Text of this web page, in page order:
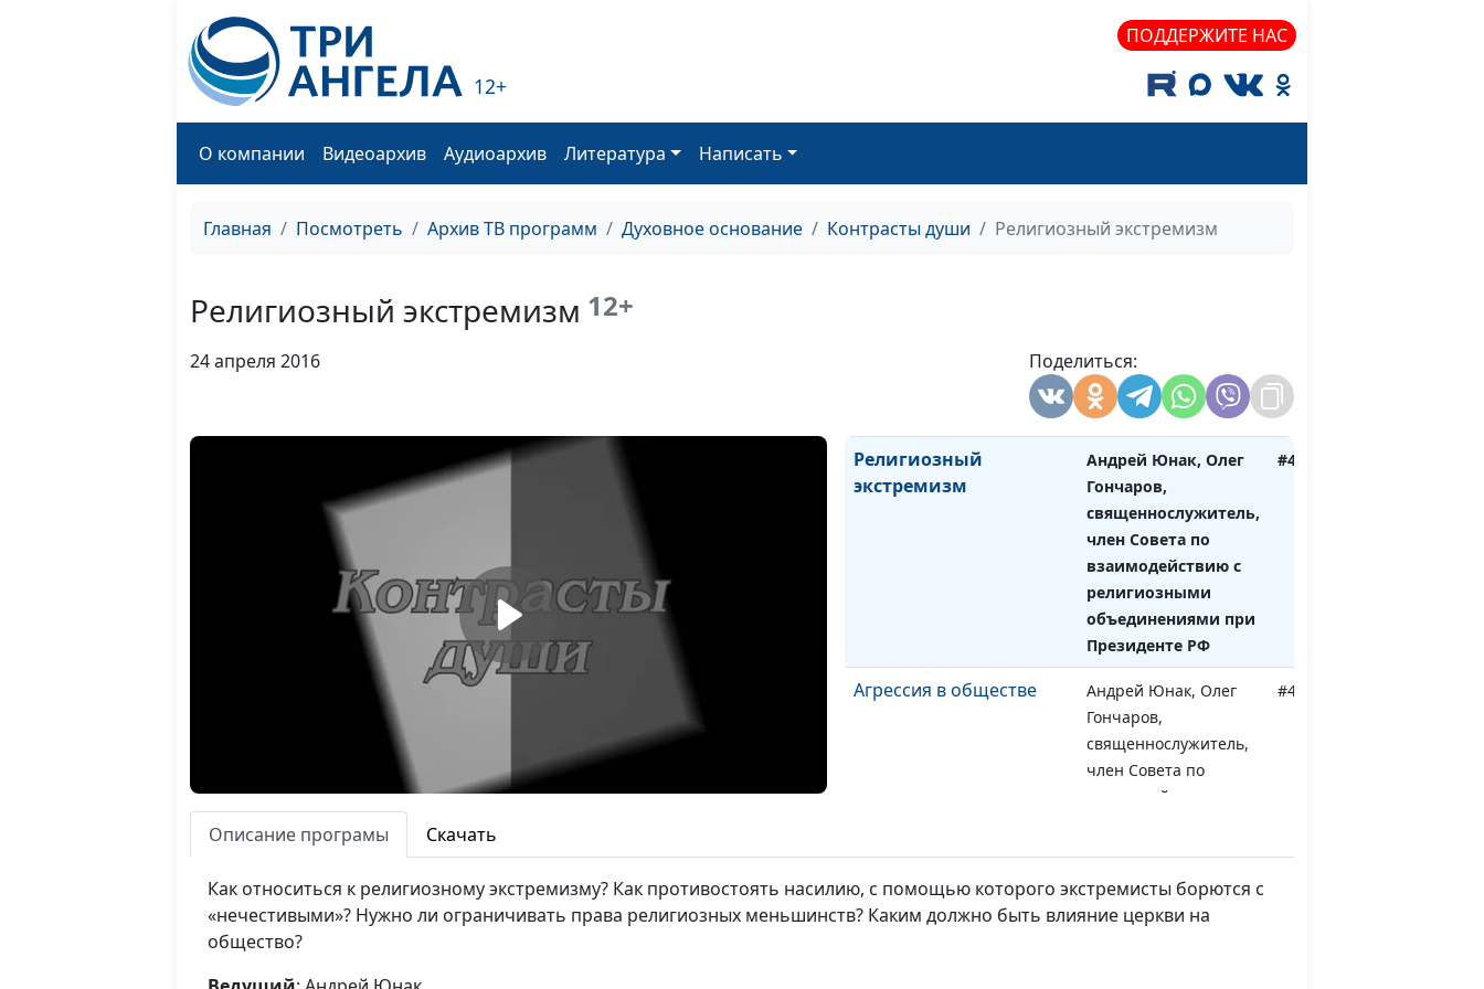
12+
ПОДДЕРЖИТЕ НАС
О компании Видеоархив Аудиоархив Литература Написать
Главная Посмотреть Архив ТВ программ Духовное основание Контрасты души Религиозный экстремизм
Религиозный экстремизм 12+
24 апреля 2016 Поделиться:
Гончаров,
священнослужитель,
член Совета по
взаимодействию с
Президенте РФ
Социальное служение
Андрей Юнак, Олег
религиозными
объединениями при
Президенте РФ
Религиозный
экстремизм
Андрей Юнак, Олег
Гончаров,
священнослужитель,
член Совета по
взаимодействию с
религиозными
объединениями при
Президенте РФ
#447
Агрессия в обществе
Андрей Юнак, Олег
Гончаров,
священнослужитель,
член Совета по
взаимодействию с
Президенте РФ
#444
Современные идолы и
Андрей Юнак, Олег
Описание програмы Скачать
Как относиться к религиозному экстремизму? Как противостоять насилию, с помощью которого экстремисты борются с
«нечестивыми»? Нужно ли ограничивать права религиозных меньшинств? Каким должно быть влияние церкви на
общество?